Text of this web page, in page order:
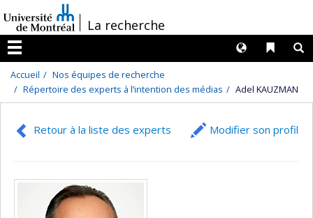
au
contenu
/La recherche
Menu
Liens
Langues
Accueil
Nos équipes de recherche
Répertoire des experts à l’intention des médias
Adel KAUZMAN
Retour à la liste des experts Modifier son profil